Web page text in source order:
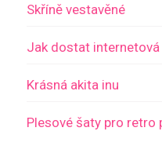
Skříně vestavěné
Jak dostat
Krásná akita inu
Plesové šaty pro retro